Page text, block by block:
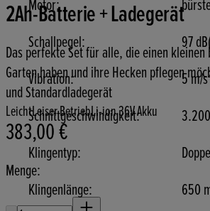
Motor:
Schallpegel:
97
Vibration:
5 m/
Schnittgeschwindigkeit:
Klingentyp:
Klingenlänge:
650
2Ah-Batterie + Ladegerät
Das perfekte Set für alle, die einen
Garten haben und ihre Hecken pflegen
und Standardladegerät
LeichtLeiser BetriebLi-ion 36V Akku
Aktueller Preis: 383,00 €.
383,00 €
Menge:
Menge: